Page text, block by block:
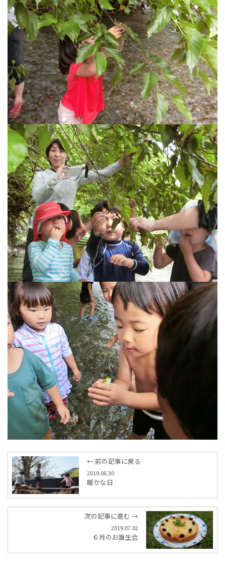
← 前の記事に戻る
2019.06.30
暖かな日
次の記事に進む →
2019.07.02
６月のお誕生会